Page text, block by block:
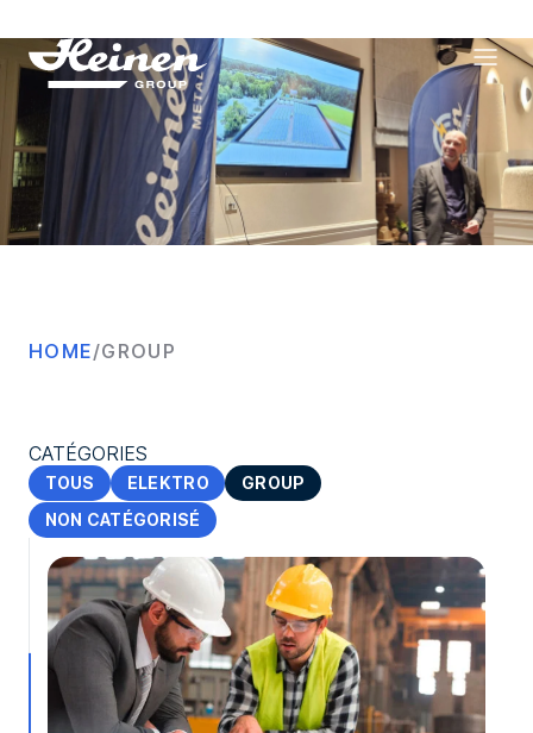
HOME/GROUP
CATÉGORIES
TOUS ELEKTRO
GROUP
NON CATÉGORISÉ